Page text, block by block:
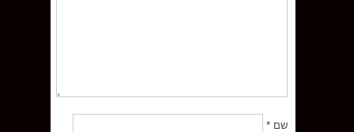
שם*